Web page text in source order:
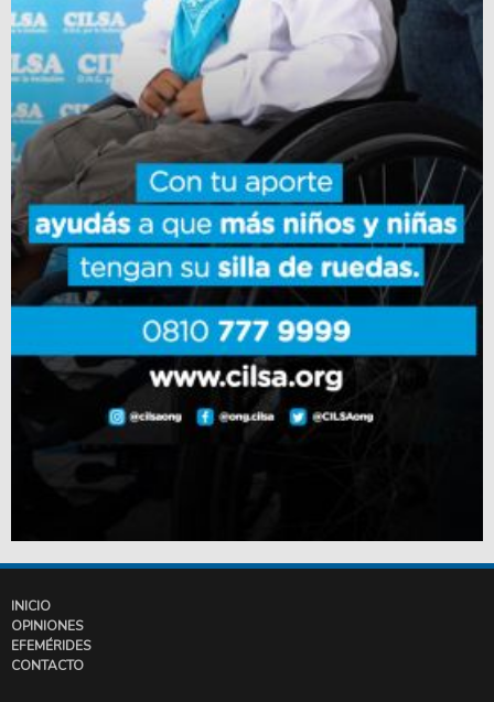
INICIO
OPINIONES
EFEMÉRIDES
CONTACTO